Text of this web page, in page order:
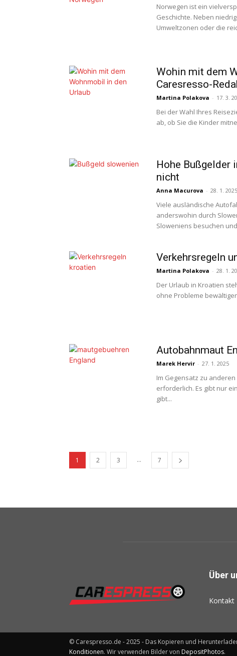
Norwegen ist ein
Geschichte. Neben
Umweltzonen oder die
Wohin mit dem
Caresresso-
Martina Polakova - 17. 3.
Bei der Wahl Ihres
ab, ob Sie die Kinder
Hohe Bußgelder
nicht
Anna Macurova - 28. 1. 2025
Viele ausländische
anderswohin durch
Sloweniens besuchen
Verkehrsregeln
Martina Polakova - 28. 1.
Der Urlaub in Kroatien
ohne Probleme
Autobahnmaut
Marek Hervir - 27. 1. 2025
Im Gegensatz zu
erforderlich. Es gibt nur
gibt...
1 2 3 ... 7
Über
Kontakt
© Carespresso.de - 2025 - Das Kopieren und
Konditionen. Wir verwenden Bilder von DepositPhotos.